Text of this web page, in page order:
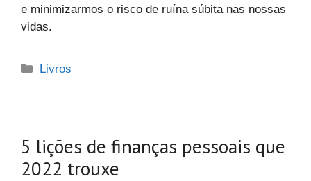
e minimizarmos o risco de ruína súbita nas nossas
vidas.
Categories
Livros
5 lições de finanças pessoais que
2022 trouxe